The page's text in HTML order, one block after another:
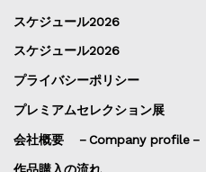
スケジュール2026
スケジュール2026
プライバシーポリシー
プレミアムセレクション展
会社概要 －Company profile－